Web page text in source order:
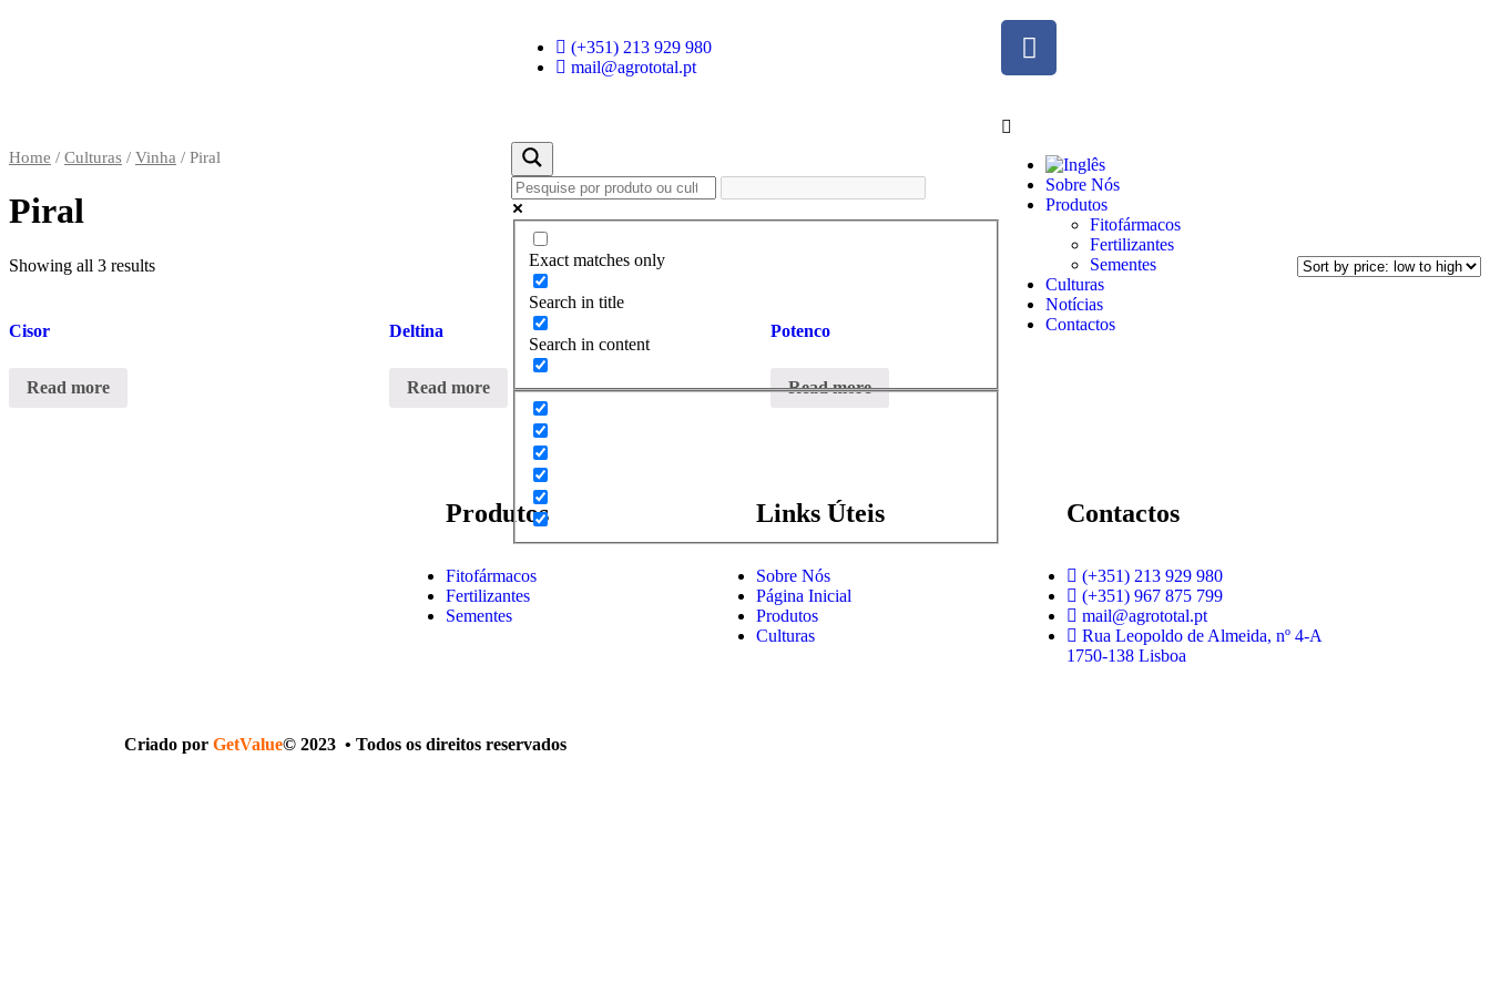
(+351) 213 929 980
mail@agrototal.pt
Exact matches only
Search in title
Search in content
Sobre Nós
Produtos
Fitofármacos
Fertilizantes
Sementes
Culturas
Notícias
Contactos
Home / Culturas / Vinha / Piral
Piral
Showing all 3 results
Cisor
Read more
Deltina
Read more
Potenco
Read more
Produtos
Fitofármacos
Fertilizantes
Sementes
Links Úteis
Sobre Nós
Página Inicial
Produtos
Culturas
Contactos
(+351) 213 929 980
(+351) 967 875 799
mail@agrototal.pt
Rua Leopoldo de Almeida, nº 4-A
1750-138 Lisboa
Criado por GetValue© 2023 • Todos os direitos reservados